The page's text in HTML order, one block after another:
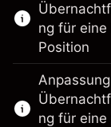
Erfahren
CFDs
Knock-outs
ng für eine
Position
ng für